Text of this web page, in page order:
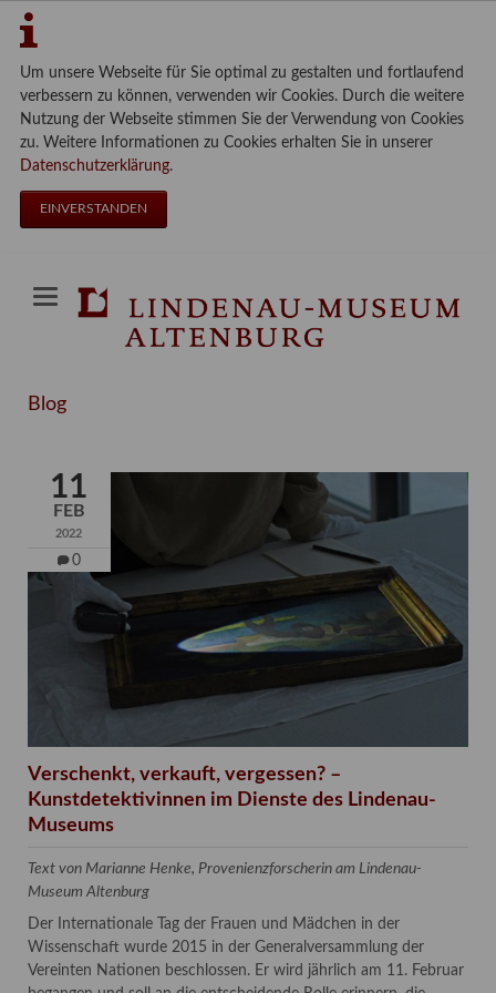
Um unsere Webseite für Sie optimal zu gestalten und fortlaufend
verbessern zu können, verwenden wir Cookies. Durch die weitere
Nutzung der Webseite stimmen Sie der Verwendung von Cookies
zu. Weitere Informationen zu Cookies erhalten Sie in unserer
Datenschutzerklärung.
EINVERSTANDEN
Blog
11
FEB
2022
0
Verschenkt, verkauft, vergessen? –
Kunstdetektivinnen im Dienste des Lindenau-
Museums
Text von Marianne Henke, Provenienzforscherin am Lindenau-
Museum Altenburg
Der Internationale Tag der Frauen und Mädchen in der
Wissenschaft wurde 2015 in der Generalversammlung der
Vereinten Nationen beschlossen. Er wird jährlich am 11. Februar